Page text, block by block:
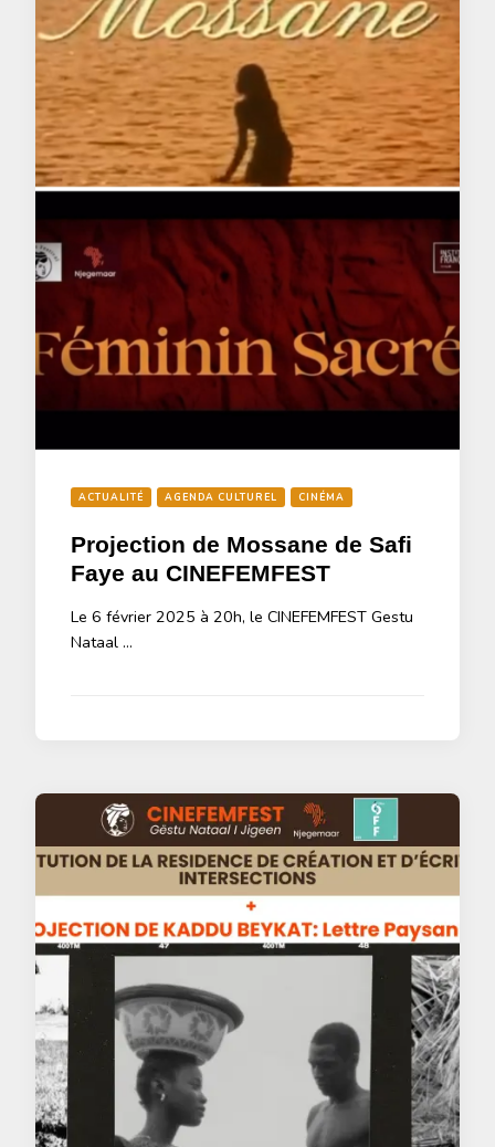
ACTUALITÉ AGENDA CULTUREL CINÉMA
Projection de Mossane de Safi
Faye au CINEFEMFEST
Le 6 février 2025 à 20h, le CINEFEMFEST Gestu
Nataal …